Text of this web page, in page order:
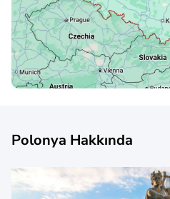
Polonya Hakkında